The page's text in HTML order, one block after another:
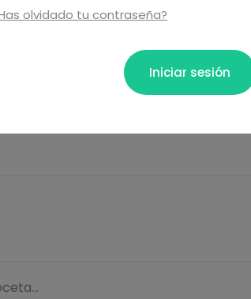
nutricional de las recetas, y
olvidado tu contraseña?
Iniciar sesión